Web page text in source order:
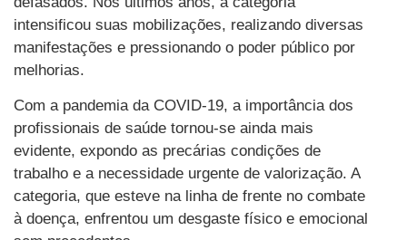
intensificou suas mobilizações, realizando diversas
manifestações e pressionando o poder público por
melhorias.
Com a pandemia da COVID-19, a importância dos
profissionais de saúde tornou-se ainda mais
evidente, expondo as precárias condições de
trabalho e a necessidade urgente de valorização. A
categoria, que esteve na linha de frente no combate
à doença, enfrentou um desgaste físico e emocional